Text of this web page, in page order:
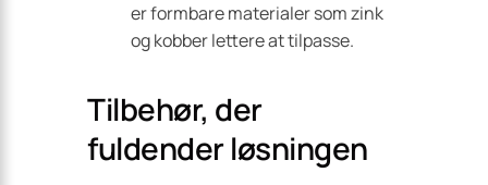
er formbare materialer som zink
og kobber lettere at tilpasse.
Tilbehør, der
fuldender løsningen